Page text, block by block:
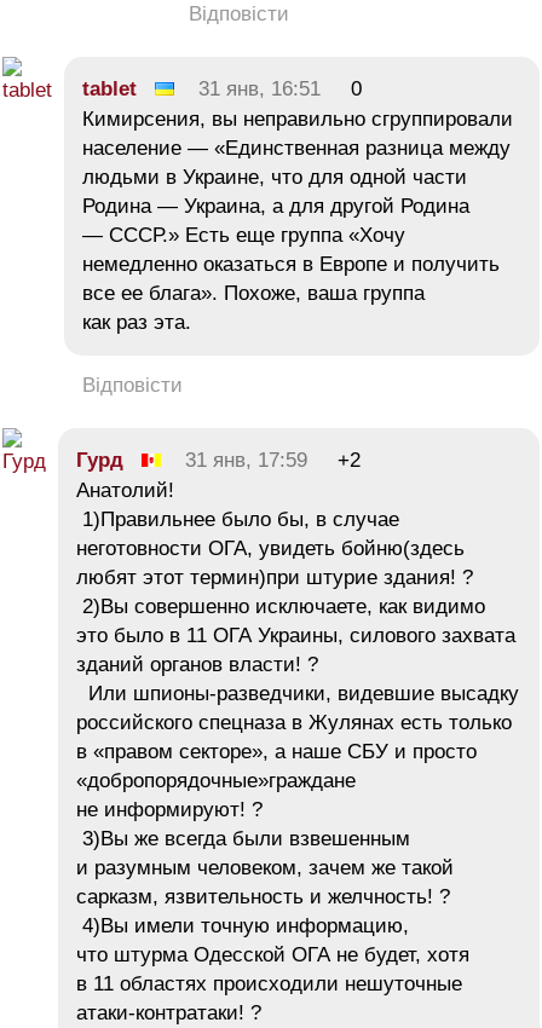
Відповісти
tablet 31 янв, 16:51
0
Кимирсения, вы неправильно сгруппировали
население — «Единственная разница между
людьми в Украине, что для одной части
Родина — Украина, а для другой Родина
— СССР.» Есть еще группа «Хочу
немедленно оказаться в Европе и получить
все ее блага». Похоже, ваша группа
как раз эта.
Відповісти
Гурд 31 янв, 17:59
+2
Анатолий!
1)Правильнее было бы, в случае
неготовности ОГА, увидеть бойню(здесь
любят этот термин)при штурие здания! ?
2)Вы совершенно исключаете, как видимо
это было в 11 ОГА Украины, силового захвата
зданий органов власти! ?
Или шпионы-разведчики, видевшие высадку
российского спецназа в Жулянах есть только
в «правом секторе», а наше СБУ и просто
«добропорядочные»граждане
не информируют! ?
3)Вы же всегда были взвешенным
и разумным человеком, зачем же такой
сарказм, язвительность и желчность! ?
4)Вы имели точную информацию,
что штурма Одесской ОГА не будет, хотя
в 11 областях происходили нешуточные
атаки-контратаки! ?